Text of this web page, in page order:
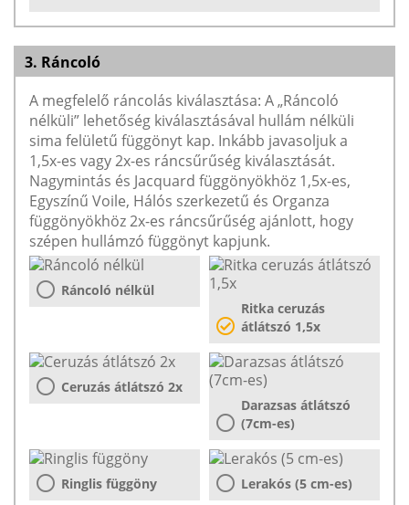
3. Ráncoló
A megfelelő ráncolás kiválasztása: A „Ráncoló
nélküli” lehetőség kiválasztásával hullám nélküli
sima felületű függönyt kap. Inkább javasoljuk a
1,5x-es vagy 2x-es ráncsűrűség kiválasztását.
Nagymintás és Jacquard függönyökhöz 1,5x-es,
Egyszínű Voile, Hálós szerkezetű és Organza
függönyökhöz 2x-es ráncsűrűség ajánlott, hogy
szépen hullámzó függönyt kapjunk.
Ráncoló nélkül
Ritka ceruzás
átlátszó 1,5x
Ceruzás átlátszó 2x
Darazsas átlátszó
(7cm-es)
Ringlis függöny Lerakós (5 cm-es)